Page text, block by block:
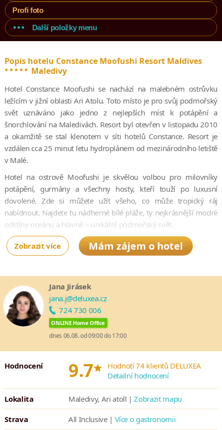
Profi foto
Další položky menu
Popis hotelu Constance Moofushi Resort Maldives
***** Maledivy
Hotel Constance Moofushi se nachází na malebném ostrůvku
ležícím v jižní oblasti Ari Atolu. Toto místo je pro svůj podmořský
svět uznáváno jako jedno z nejlepších míst k potápění a
šnorchlování na Maledivách. Resort byl otevřen v listopadu 2010
a okamžitě se stal klenotem v síti hotelů Constance. Resort je
vzdálen cca 25 minut letu hydroplánem od mezinárodního letiště
v Malé.
Hotel na ostrově Moofushi je skvělou volbou pro milovníky
potápění, gurmány a všechny hosty, kteří touží po luxusní
dovolené. Zde si můžete užít všeho, co může tropický ráj
nabídnout. Najdete tu nádherné bílé pláže, ty nejkrásnější modré
odstíny oceánu a hlavně – unikátní podmořský svět.
Velmi oblíbený je tzv. "bare foot" koncept, kdy už od samého
příletu na ostrov můžete odložit obuv do skříně a po ostrově se
restauracích. V restauraci Manta se podávají jídla mezinárodní
kuchyně formou bufetu a do plážové à la carte restaurace Alizee
si můžete zajít na grilované speciality. V barech Totem a Manta si
můžete kromě osvěžujících koktejlů užívat také čerstvý mořský
vánek.
Constance s nabídkou relaxačních masáží. Nechybí ani fitness
centrum a ranní a večerní lekce jógy pod vedením
profesionálních cvičitelů.
Během dne si můžete na pláži zahrát plážový volejbal nebo si
zdarma zapůjčit vybavení pro šnorchlování, kajak, paddle board,
katamarán a jiné příslušenství pro vodní aktivity.
Zobrazit více Mám zájem o hotel
Jana Jirásek
jana.j@deluxea.cz
724 730 006
ONLINE Home Office
dnes 06.08. od 09:00 do 17:00
Hodnocení 9.7* Hodnotí 74 klientů DELUXEA
Detailní hodnocení
Lokalita Maledivy, Ari atoll |Zobrazit mapu
Strava All Inclusive | Více o gastronomii